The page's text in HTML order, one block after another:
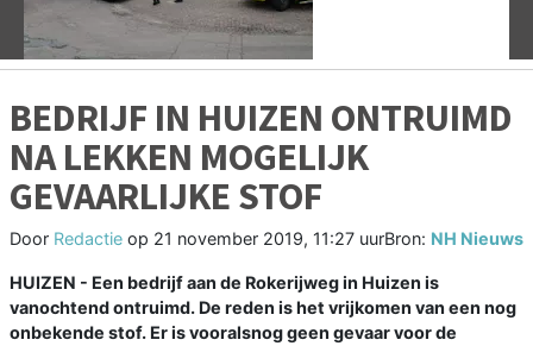
BEDRIJF IN HUIZEN ONTRUIMD
NA LEKKEN MOGELIJK
GEVAARLIJKE STOF
Door Redactie op 21 november 2019, 11:27 uurBron: NH Nieuws
HUIZEN - Een bedrijf aan de Rokerijweg in Huizen is
vanochtend ontruimd. De reden is het vrijkomen van een nog
onbekende stof. Er is vooralsnog geen gevaar voor de